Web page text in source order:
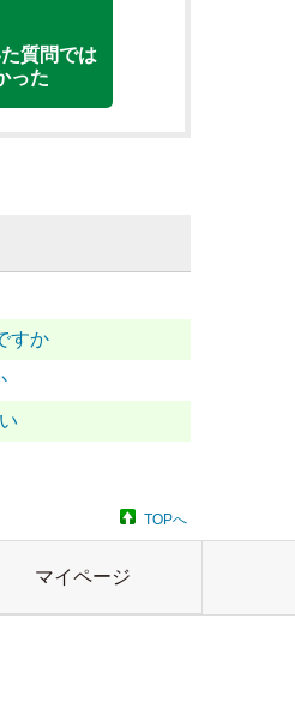
質問では
った
すか
TOPへ
マイページ